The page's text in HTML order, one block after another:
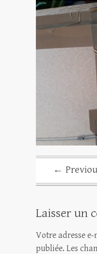
←
Laisser un
Votre adresse
publiée. Les